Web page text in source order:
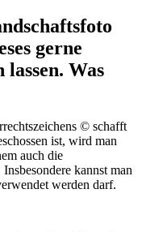
gerne
Was
© schafft
ist, wird man
auch die
kannst man
werden darf.